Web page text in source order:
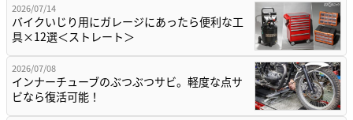
2026/07/14
バイクいじり用にガレージにあったら便利な工
具×12選＜ストレート＞
2026/07/08
インナーチューブのぶつぶつサビ。軽度な点サ
ビなら復活可能！